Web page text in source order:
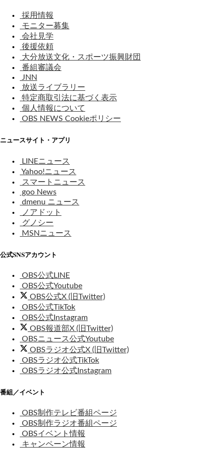
採用情報
モニター募集
会社見学
後援依頼
大分放送文化・スポーツ振興財団
番組審議会
JNN
放送ライブラリー
特定商取引法に基づく表示
個人情報について
OBS NEWS Cookieポリシー
ニュースサイト・アプリ
LINEニュース
Yahoo!ニュース
スマートニュース
goo News
dmenu ニュース
ノアドット
グノシー
MSNニュース
公式SNSアカウント
OBS公式LINE
OBS公式Youtube
OBS公式X (旧Twitter)
OBS公式TikTok
OBS公式Instagram
OBS報道部X (旧Twitter)
OBSニュース公式Youtube
OBSラジオ公式X (旧Twitter)
OBSラジオ公式TikTok
OBSラジオ公式Instagram
番組／イベント
OBS制作テレビ番組ページ
OBS制作ラジオ番組ページ
OBSイベント情報
キャンペーン情報